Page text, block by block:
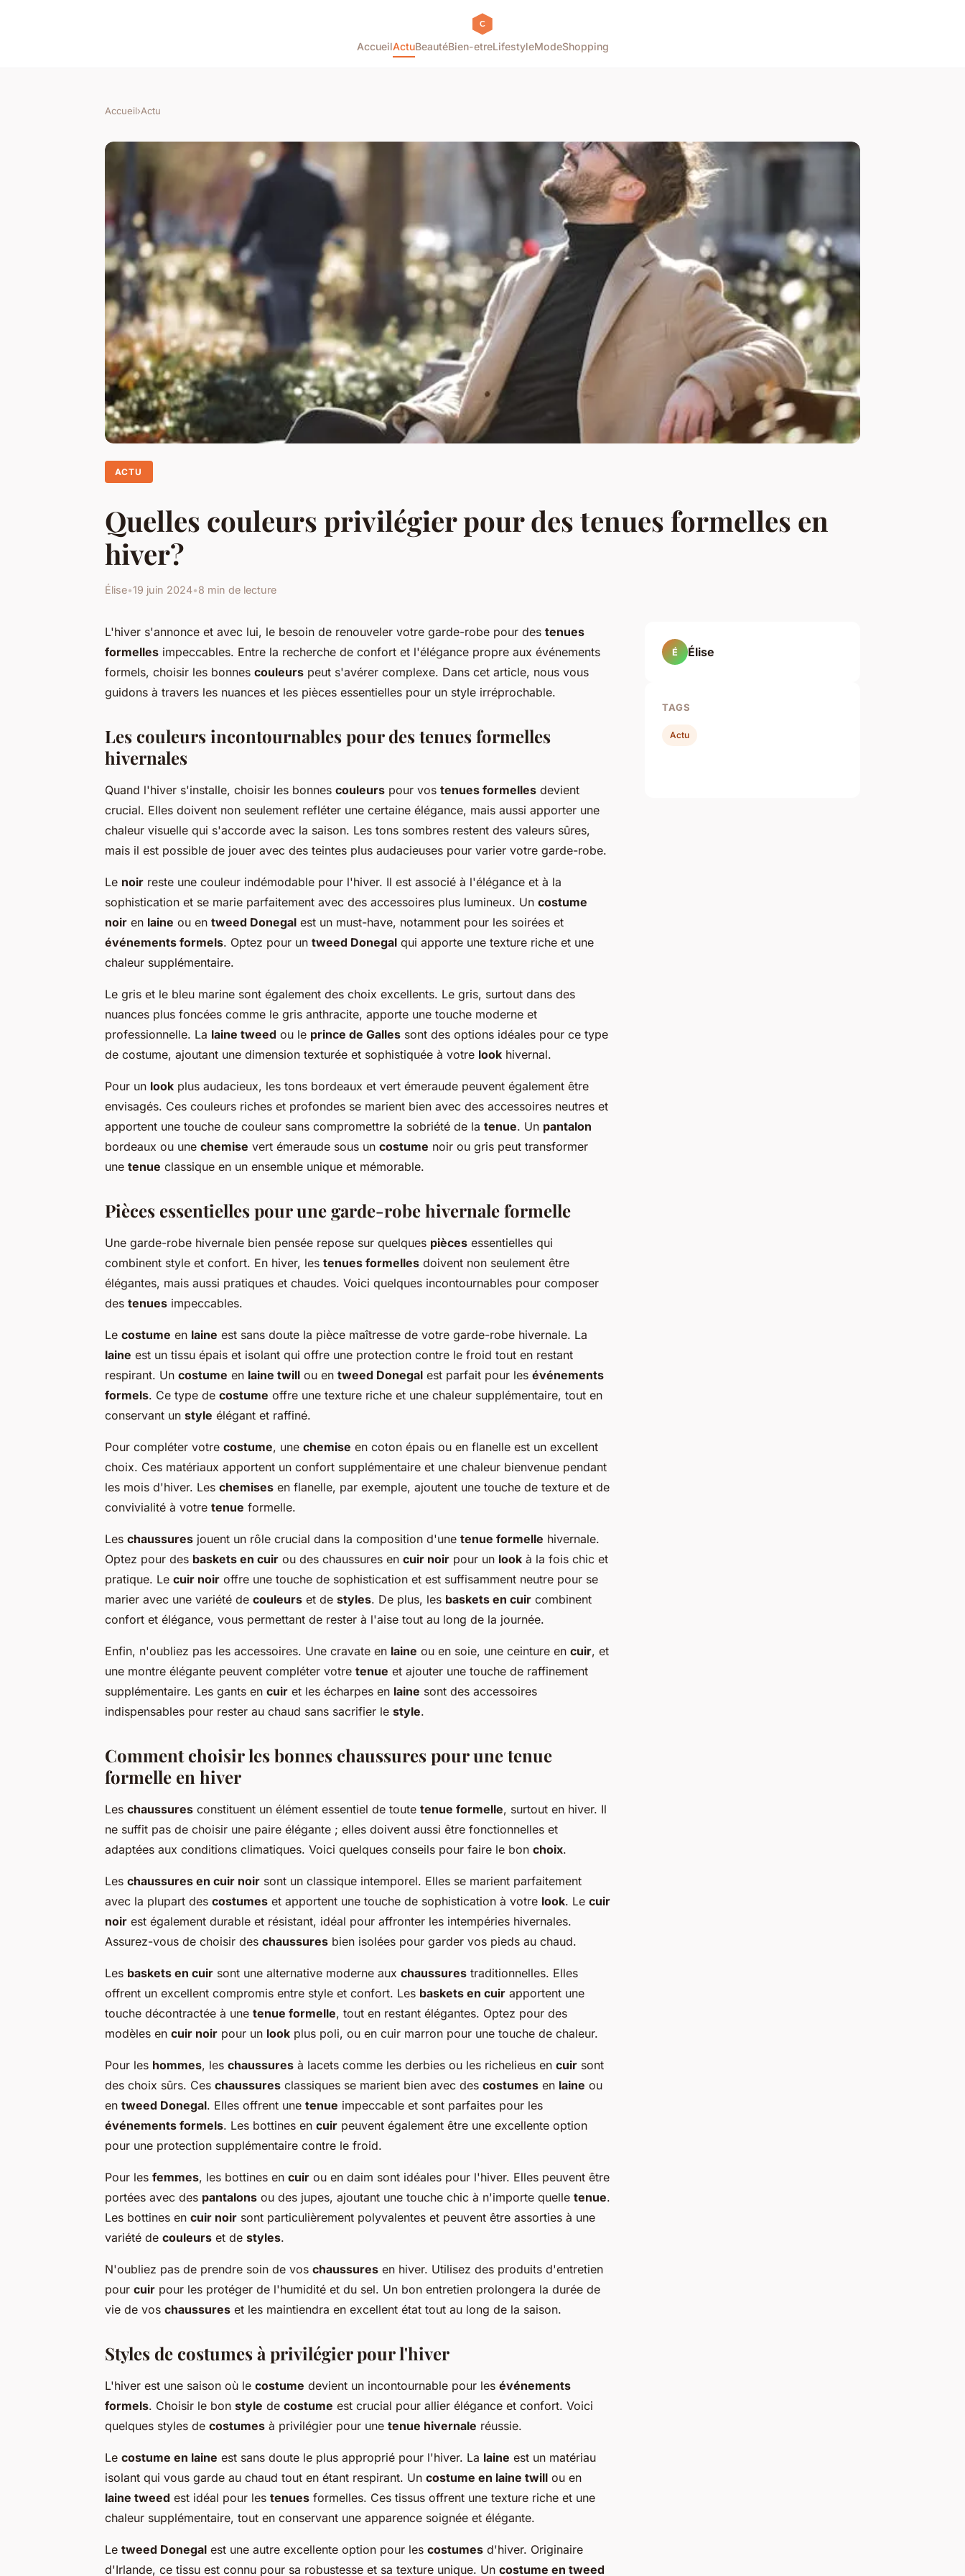
AccueilActuBeautéBien-etreLifestyleModeShopping
Accueil›Actu
ACTU
Quelles couleurs privilégier pour des tenues formelles en
hiver?
Élise•19 juin 2024•8 min de lecture
L'hiver s'annonce et avec lui, le besoin de renouveler votre garde-robe pour des tenues
formelles impeccables. Entre la recherche de confort et l'élégance propre aux événements
formels, choisir les bonnes couleurs peut s'avérer complexe. Dans cet article, nous vous
guidons à travers les nuances et les pièces essentielles pour un style irréprochable.
Les couleurs incontournables pour des tenues formelles
hivernales
Quand l'hiver s'installe, choisir les bonnes couleurs pour vos tenues formelles devient
crucial. Elles doivent non seulement refléter une certaine élégance, mais aussi apporter une
chaleur visuelle qui s'accorde avec la saison. Les tons sombres restent des valeurs sûres,
mais il est possible de jouer avec des teintes plus audacieuses pour varier votre garde-robe.
Le noir reste une couleur indémodable pour l'hiver. Il est associé à l'élégance et à la
sophistication et se marie parfaitement avec des accessoires plus lumineux. Un costume
noir en laine ou en tweed Donegal est un must-have, notamment pour les soirées et
événements formels. Optez pour un tweed Donegal qui apporte une texture riche et une
chaleur supplémentaire.
Le gris et le bleu marine sont également des choix excellents. Le gris, surtout dans des
nuances plus foncées comme le gris anthracite, apporte une touche moderne et
professionnelle. La laine tweed ou le prince de Galles sont des options idéales pour ce type
de costume, ajoutant une dimension texturée et sophistiquée à votre look hivernal.
Pour un look plus audacieux, les tons bordeaux et vert émeraude peuvent également être
envisagés. Ces couleurs riches et profondes se marient bien avec des accessoires neutres et
apportent une touche de couleur sans compromettre la sobriété de la tenue. Un pantalon
bordeaux ou une chemise vert émeraude sous un costume noir ou gris peut transformer
une tenue classique en un ensemble unique et mémorable.
Pièces essentielles pour une garde-robe hivernale formelle
Une garde-robe hivernale bien pensée repose sur quelques pièces essentielles qui
combinent style et confort. En hiver, les tenues formelles doivent non seulement être
élégantes, mais aussi pratiques et chaudes. Voici quelques incontournables pour composer
des tenues impeccables.
Le costume en laine est sans doute la pièce maîtresse de votre garde-robe hivernale. La
laine est un tissu épais et isolant qui offre une protection contre le froid tout en restant
respirant. Un costume en laine twill ou en tweed Donegal est parfait pour les événements
formels. Ce type de costume offre une texture riche et une chaleur supplémentaire, tout en
conservant un style élégant et raffiné.
Pour compléter votre costume, une chemise en coton épais ou en flanelle est un excellent
choix. Ces matériaux apportent un confort supplémentaire et une chaleur bienvenue pendant
les mois d'hiver. Les chemises en flanelle, par exemple, ajoutent une touche de texture et de
convivialité à votre tenue formelle.
Les chaussures jouent un rôle crucial dans la composition d'une tenue formelle hivernale.
Optez pour des baskets en cuir ou des chaussures en cuir noir pour un look à la fois chic et
pratique. Le cuir noir offre une touche de sophistication et est suffisamment neutre pour se
marier avec une variété de couleurs et de styles. De plus, les baskets en cuir combinent
confort et élégance, vous permettant de rester à l'aise tout au long de la journée.
Enfin, n'oubliez pas les accessoires. Une cravate en laine ou en soie, une ceinture en cuir, et
une montre élégante peuvent compléter votre tenue et ajouter une touche de raffinement
supplémentaire. Les gants en cuir et les écharpes en laine sont des accessoires
indispensables pour rester au chaud sans sacrifier le style.
Comment choisir les bonnes chaussures pour une tenue
formelle en hiver
Les chaussures constituent un élément essentiel de toute tenue formelle, surtout en hiver. Il
ne suffit pas de choisir une paire élégante ; elles doivent aussi être fonctionnelles et
adaptées aux conditions climatiques. Voici quelques conseils pour faire le bon choix.
Les chaussures en cuir noir sont un classique intemporel. Elles se marient parfaitement
avec la plupart des costumes et apportent une touche de sophistication à votre look. Le cuir
noir est également durable et résistant, idéal pour affronter les intempéries hivernales.
Assurez-vous de choisir des chaussures bien isolées pour garder vos pieds au chaud.
Les baskets en cuir sont une alternative moderne aux chaussures traditionnelles. Elles
offrent un excellent compromis entre style et confort. Les baskets en cuir apportent une
touche décontractée à une tenue formelle, tout en restant élégantes. Optez pour des
modèles en cuir noir pour un look plus poli, ou en cuir marron pour une touche de chaleur.
Pour les hommes, les chaussures à lacets comme les derbies ou les richelieus en cuir sont
des choix sûrs. Ces chaussures classiques se marient bien avec des costumes en laine ou
en tweed Donegal. Elles offrent une tenue impeccable et sont parfaites pour les
événements formels. Les bottines en cuir peuvent également être une excellente option
pour une protection supplémentaire contre le froid.
Pour les femmes, les bottines en cuir ou en daim sont idéales pour l'hiver. Elles peuvent être
portées avec des pantalons ou des jupes, ajoutant une touche chic à n'importe quelle tenue.
Les bottines en cuir noir sont particulièrement polyvalentes et peuvent être assorties à une
variété de couleurs et de styles.
N'oubliez pas de prendre soin de vos chaussures en hiver. Utilisez des produits d'entretien
pour cuir pour les protéger de l'humidité et du sel. Un bon entretien prolongera la durée de
vie de vos chaussures et les maintiendra en excellent état tout au long de la saison.
Styles de costumes à privilégier pour l'hiver
L'hiver est une saison où le costume devient un incontournable pour les événements
formels. Choisir le bon style de costume est crucial pour allier élégance et confort. Voici
quelques styles de costumes à privilégier pour une tenue hivernale réussie.
Le costume en laine est sans doute le plus approprié pour l'hiver. La laine est un matériau
isolant qui vous garde au chaud tout en étant respirant. Un costume en laine twill ou en
laine tweed est idéal pour les tenues formelles. Ces tissus offrent une texture riche et une
chaleur supplémentaire, tout en conservant une apparence soignée et élégante.
Le tweed Donegal est une autre excellente option pour les costumes d'hiver. Originaire
d'Irlande, ce tissu est connu pour sa robustesse et sa texture unique. Un costume en tweed
É Élise
TAGS
Actu